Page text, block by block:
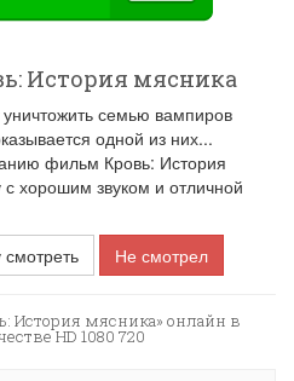
История мясника
семью вампиров
одной из них...
фильм Кровь: История
хорошим звуком и отличной
смотреть Не смотрел
История мясника» онлайн в
HD 1080 720